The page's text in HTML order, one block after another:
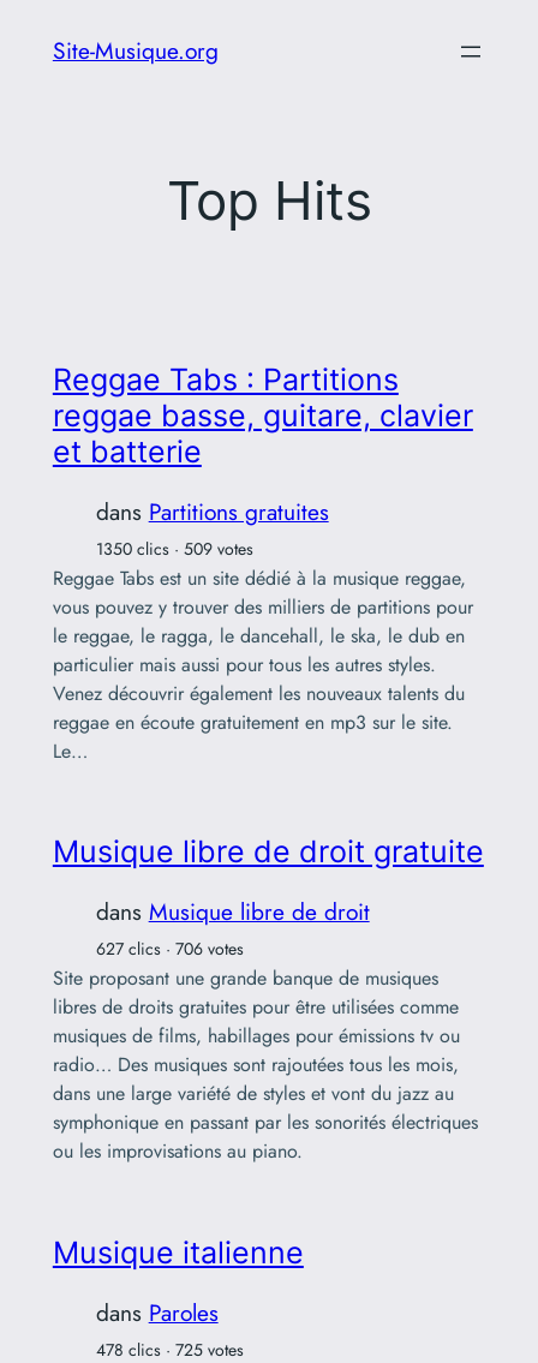
Site-Musique.org
Top Hits
Reggae Tabs : Partitions
reggae basse, guitare, clavier
et batterie
dans Partitions gratuites
1350 clics · 509 votes
Reggae Tabs est un site dédié à la musique reggae,
vous pouvez y trouver des milliers de partitions pour
le reggae, le ragga, le dancehall, le ska, le dub en
particulier mais aussi pour tous les autres styles.
Venez découvrir également les nouveaux talents du
reggae en écoute gratuitement en mp3 sur le site.
Le…
Musique libre de droit gratuite
dans Musique libre de droit
627 clics · 706 votes
Site proposant une grande banque de musiques
libres de droits gratuites pour être utilisées comme
musiques de films, habillages pour émissions tv ou
radio… Des musiques sont rajoutées tous les mois,
dans une large variété de styles et vont du jazz au
symphonique en passant par les sonorités électriques
ou les improvisations au piano.
Musique italienne
dans Paroles
478 clics · 725 votes